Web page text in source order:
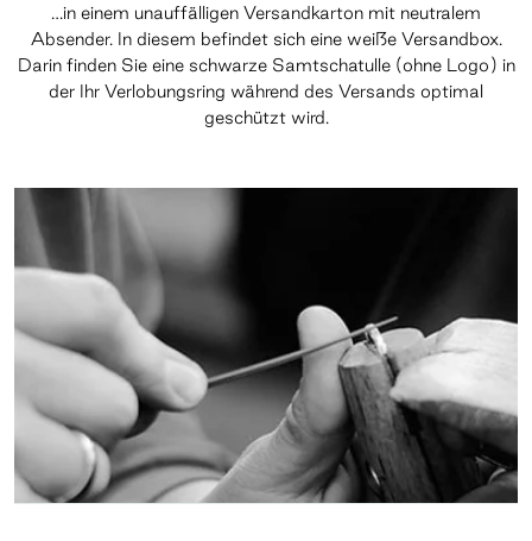
…in einem unauffälligen Versandkarton mit neutralem
Absender. In diesem befindet sich eine weiße Versandbox.
Darin finden Sie eine schwarze Samtschatulle (ohne Logo) in
der Ihr Verlobungsring während des Versands optimal
geschützt wird.